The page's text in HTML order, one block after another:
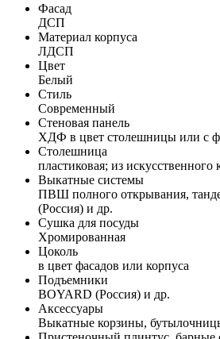
Фасад
ДСП
Материал корпуса
ЛДСП
Цвет
Белый
Стиль
Современный
Стеновая панель
ХДФ в цвет столешницы или с
Столешница
пластиковая; из искусственного
Выкатные системы
ПВШ полного открывания,
(Россия) и др.
Сушка для посуды
Хромированная
Цоколь
в цвет фасадов или корпуса
Подъемники
BOYARD (Россия) и др.
Аксессуары
Выкатные корзины,